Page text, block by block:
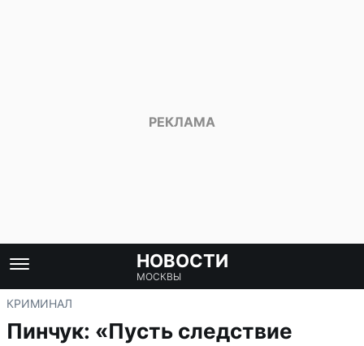
НОВОСТИ
МОСКВЫ
КРИМИНАЛ
Пинчук: «Пусть следствие